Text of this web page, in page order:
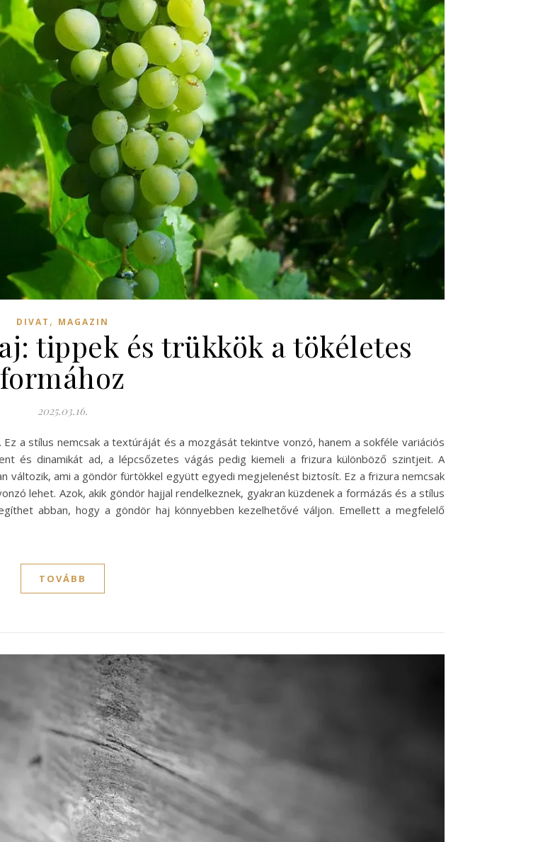
DIVAT , MAGAZIN
tippek és trükkök a tökéletes
formához
2025.03.16.
a stílus nemcsak a textúráját és a mozgását tekintve vonzó, hanem a sokféle variációs
és dinamikát ad, a lépcsőzetes vágás pedig kiemeli a frizura különböző szintjeit. A
változik, ami a göndör fürtökkel együtt egyedi megjelenést biztosít. Ez a frizura nemcsak
lehet. Azok, akik göndör hajjal rendelkeznek, gyakran küzdenek a formázás és a stílus
abban, hogy a göndör haj könnyebben kezelhetővé váljon. Emellett a megfelelő
TOVÁBB